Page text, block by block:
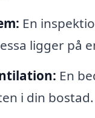
En
ligger på
En
i din bostad.